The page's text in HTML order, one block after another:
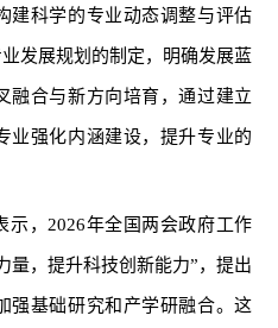
建科学的专业动态调整与评估
发展规划的制定，明确发展蓝
融合与新方向培育，通过建立
业强化内涵建设，提升专业的
示，2026年全国两会政府工作
量，提升科技创新能力”，提出
强基础研究和产学研融合。这